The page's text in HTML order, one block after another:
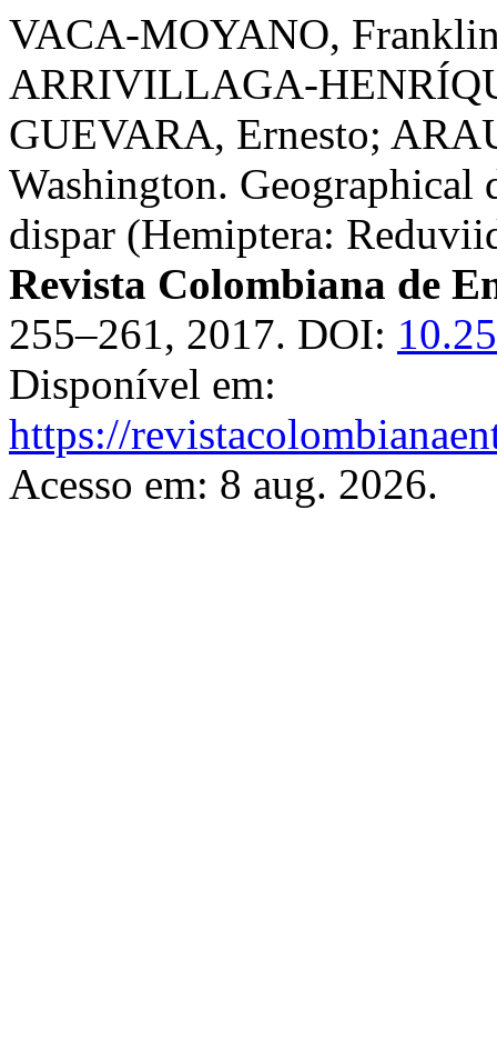
VACA-MOYANO,
ARRIVILLAGA-
GUEVARA, Ernesto;
Washington.
dispar (Hemiptera:
Revista Colombiana de
255–261, 2017. DOI:
Disponível em:
https://
Acesso em: 8 aug. 2026.